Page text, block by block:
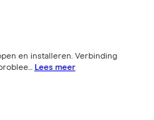
en installeren. Verbinding
Lees meer